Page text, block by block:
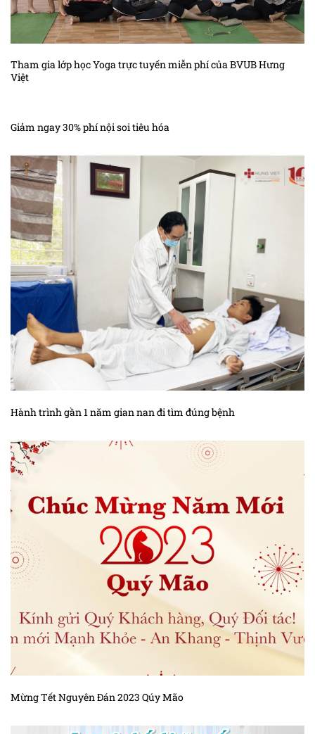
Kiến thức ung thư phần mềm
Kiến thức sác – côm cơ vân trẻ em
Kiến thức ung thư thận
Kiến thức ung thư thanh quản
Kiến thức ung thư thực quản
Kiến thức ung thư tinh hoàn
Kiến thức ung thư trung mô
Kiến thức ung thư tuyến giáp
Kiến thức ung thư tuyến nước bọt
Kiến thức ung thư tuyến tiền liệt
Kiến thức ung thư tuyến tụy
Kiến thức ung thư vòm họng
Tham gia lớp học Yoga trực tuyến miễn phí của BVUB Hưng
Việt
Giảm ngay 30% phí nội soi tiêu hóa
Hành trình gần 1 năm gian nan đi tìm đúng bệnh
Mừng Tết Nguyên Đán 2023 Qúy Mão